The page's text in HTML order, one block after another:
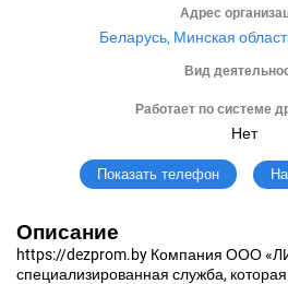
Адрес
Беларусь, Минская
Вид
Работает по системе
Нет
Показать телефон
Описание
https://dezprom.by Компания ООО
специализированная служба,